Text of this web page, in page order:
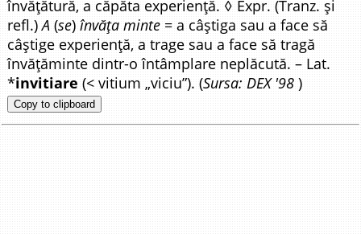
învățătură, a căpăta experiență. ◊ Expr. (Tranz. și
refl.)A (se)învăța minte = a câștiga sau a face să
câștige experiență, a trage sau a face să tragă
învățăminte dintr-o întâmplare neplăcută. – Lat.
*invitiare (< vitium „viciu”). (Sursa: DEX '98 )
Copy to clipboard